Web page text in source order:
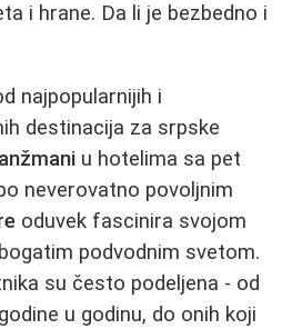
i hrane. Da li je bezbedno i
najpopularnijih i
destinacija za srpske
u hotelima sa pet
neverovatno povoljnim
oduvek fascinira svojom
podvodnim svetom.
su često podeljena - od
u godinu, do onih koji